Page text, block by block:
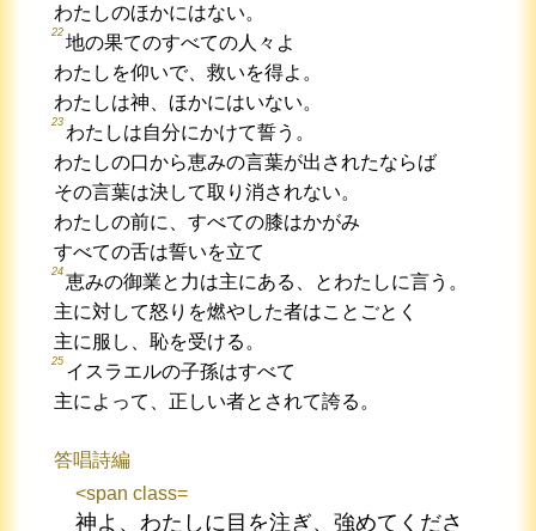
わたしのほかにはない。
22
地の果てのすべての人々よ
わたしを仰いで、救いを得よ。
わたしは神、ほかにはいない。
23
わたしは自分にかけて誓う。
わたしの口から恵みの言葉が出されたならば
その言葉は決して取り消されない。
わたしの前に、すべての膝はかがみ
すべての舌は誓いを立て
24
恵みの御業と力は主にある、とわたしに言う。
主に対して怒りを燃やした者はことごとく
主に服し、恥を受ける。
25
イスラエルの子孫はすべて
主によって、正しい者とされて誇る。
答唱詩編
<span class=
神よ、わたしに目を注ぎ、強めてくださ